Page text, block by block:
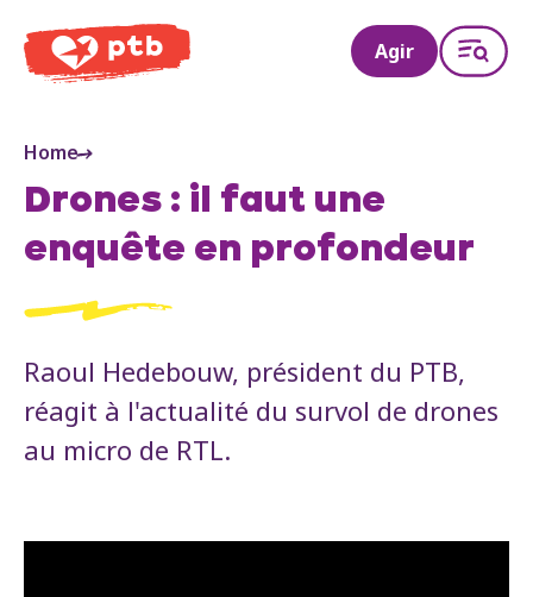
PTB
Agir
Home
Drones : il faut une
enquête en profondeur
Raoul Hedebouw, président du PTB,
réagit à l'actualité du survol de drones
au micro de RTL.